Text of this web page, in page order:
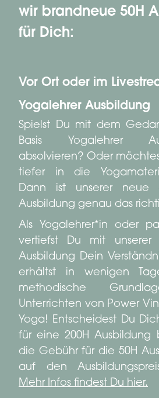
wir brandneue 50H
für Dich:
Vor Ort oder im
Yogalehrer
Spielst Du mit dem
Basis Yogalehrer
absolvieren? Oder
tiefer in die
Dann ist unserer neue
Ausbildung genau das
Als Yogalehrer*in oder
vertiefst Du mit unserer
Ausbildung
Dein
erhältst in wenigen
methodische
Unterrichten von Power
Yoga! Entscheidest Du
für eine 200H Ausbildung
die Gebühr für die 50H
auf den
Mehr Infos findest Du hier.